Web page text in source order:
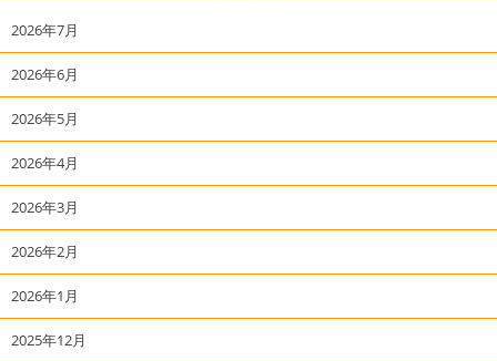
2026年7月
2026年6月
2026年5月
2026年4月
2026年3月
2026年2月
2026年1月
2025年12月